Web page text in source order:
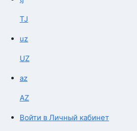
TJ
uz
UZ
az
AZ
Войти в Личный кабинет